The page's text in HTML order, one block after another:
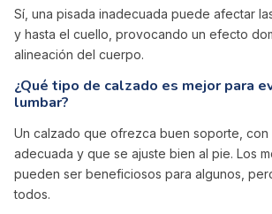
Sí, una pisada inadecuada puede afectar
y hasta el cuello, provocando un efecto
alineación del cuerpo.
¿Qué tipo de calzado es mejor para
lumbar?
Un calzado que ofrezca buen soporte, con
adecuada y que se ajuste bien al pie. Los
pueden ser beneficiosos para algunos,
todos.